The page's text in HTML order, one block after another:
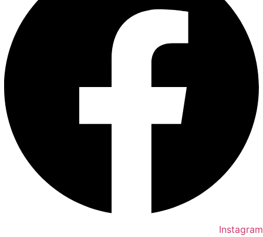
Instagram